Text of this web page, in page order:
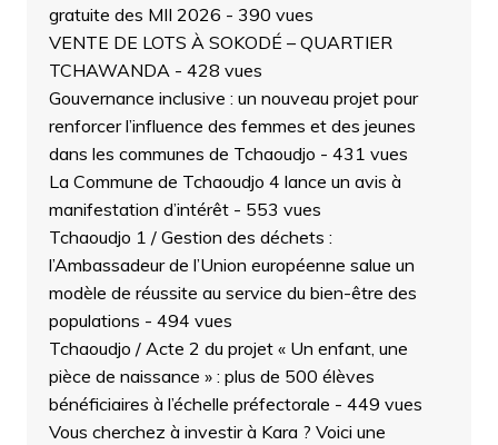
gratuite des MII 2026 - 390 vues
VENTE DE LOTS À SOKODÉ – QUARTIER
TCHAWANDA- 428 vues
Gouvernance inclusive : un nouveau projet pour
renforcer l’influence des femmes et des jeunes
dans les communes de Tchaoudjo - 431 vues
La Commune de Tchaoudjo 4 lance un avis à
manifestation d’intérêt- 553 vues
Tchaoudjo 1 / Gestion des déchets :
l’Ambassadeur de l’Union européenne salue un
modèle de réussite au service du bien-être des
populations - 494 vues
Tchaoudjo / Acte 2 du projet « Un enfant, une
pièce de naissance » : plus de 500 élèves
bénéficiaires à l’échelle préfectorale - 449 vues
Vous cherchez à investir à Kara ? Voici une